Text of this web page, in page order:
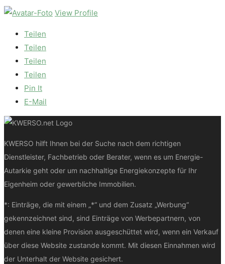
View Profile
Teilen
Teilen
Teilen
Teilen
Pin It
E-Mail
KWERSO hilft Ihnen bei der Suche nach dem richtigen
Dienstleister, Fachbetrieb oder Berater, wenn es um Energie-
Autarkie geht oder um nachhaltige Energiekonzepte für Ihr
Eigenheim oder gewerbliche Immobilien.
*: Einträge, die mit einem „*“ und dem Zusatz „Werbung“
gekennzeichnet sind, sind Einträge von Werbepartnern, von
denen eine kleine Provision ausgeschüttet wird, wenn ein Verkauf
über diese Website zustande kommt. Mit diesen Einnahmen wird
der Unterhalt der Website gesichert.